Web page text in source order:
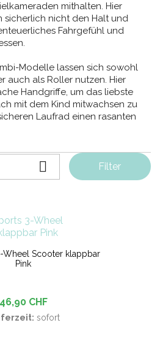
mithalten. Hier
sicherlich nicht den Halt und
Fahrgefühl und
Modelle lassen sich sowohl
auch als Roller nutzen. Hier
Handgriffe, um das liebste
mit dem Kind mitwachsen zu
Laufrad einen rasanten
 Filter
Wheel Scooter klappbar
Pink
46,90 CHF
sofort